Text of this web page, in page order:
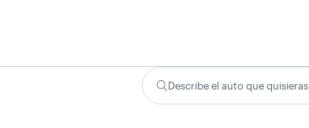
Describe el auto que quisieras